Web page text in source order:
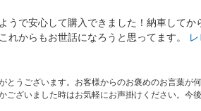
うで安心して購入できました！納車して
れからもお世話になろうと思ってます。
とうございます。お客様からのお褒めのお言葉が
ございました時はお気軽にお声掛けください。